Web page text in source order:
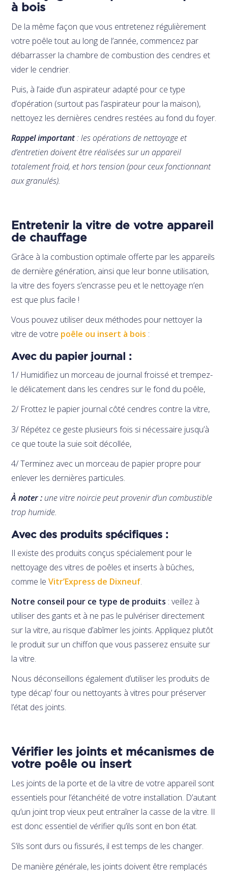
à bois
De la même façon que vous entretenez régulièrement
votre poêle tout au long de l’année, commencez par
débarrasser la chambre de combustion des cendres et
vider le cendrier.
Puis, à l’aide d’un aspirateur adapté pour ce type
d’opération (surtout pas l’aspirateur pour la maison),
nettoyez les dernières cendres restées au fond du foyer.
Rappel important: les opérations de nettoyage et
d’entretien doivent être réalisées sur un appareil
totalement froid, et hors tension (pour ceux fonctionnant
aux granulés).
Entretenir la vitre de votre appareil
de chauffage
Grâce à la combustion optimale offerte par les appareils
de dernière génération, ainsi que leur bonne utilisation,
la vitre des foyers s’encrasse peu et le nettoyage n’en
est que plus facile !
Vous pouvez utiliser deux méthodes pour nettoyer la
vitre de votre poêle ou insert à bois :
Avec du papier journal :
1/ Humidifiez un morceau de journal froissé et trempez-
le délicatement dans les cendres sur le fond du poêle,
2/ Frottez le papier journal côté cendres contre la vitre,
3/ Répétez ce geste plusieurs fois si nécessaire jusqu’à
ce que toute la suie soit décollée,
4/ Terminez avec un morceau de papier propre pour
enlever les dernières particules.
À noter : une vitre noircie peut provenir d’un combustible
trop humide.
Avec des produits spécifiques :
Il existe des produits conçus spécialement pour le
nettoyage des vitres de poêles et inserts à bûches,
comme leVitr’Express de Dixneuf.
Notre conseil pour ce type de produits : veillez à
utiliser des gants et à ne pas le pulvériser directement
sur la vitre, au risque d’abîmer les joints. Appliquez plutôt
le produit sur un chiffon que vous passerez ensuite sur
la vitre.
Nous déconseillons également d’utiliser les produits de
type décap’ four ou nettoyants à vitres pour préserver
l’état des joints.
Vérifier les joints et mécanismes de
votre poêle ou insert
Les joints de la porte et de la vitre de votre appareil sont
essentiels pour l’étanchéité de votre installation. D’autant
qu’un joint trop vieux peut entraîner la casse de la vitre. Il
est donc essentiel de vérifier qu’ils sont en bon état.
S’ils sont durs ou fissurés, il est temps de les changer.
De manière générale, les joints doivent être remplacés